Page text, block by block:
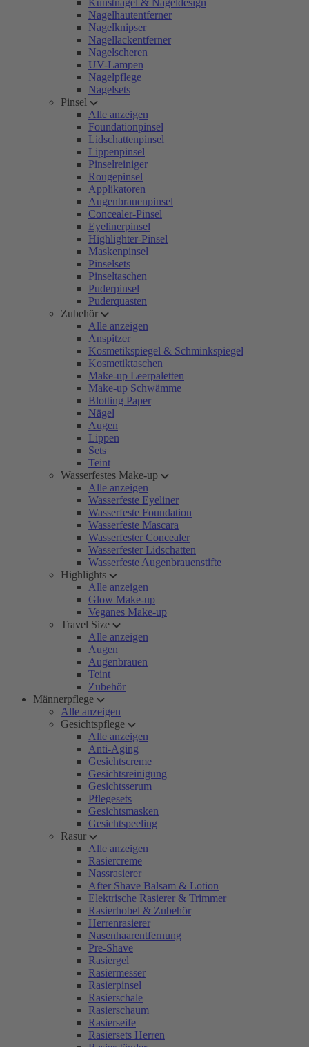
Kunstnägel & Nageldesign
Nagelhautentferner
Nagelknipser
Nagellackentferner
Nagelscheren
UV-Lampen
Nagelpflege
Nagelsets
Pinsel
Alle anzeigen
Foundationpinsel
Lidschattenpinsel
Lippenpinsel
Pinselreiniger
Rougepinsel
Applikatoren
Augenbrauenpinsel
Concealer-Pinsel
Eyelinerpinsel
Highlighter-Pinsel
Maskenpinsel
Pinselsets
Pinseltaschen
Puderpinsel
Puderquasten
Zubehör
Alle anzeigen
Anspitzer
Kosmetikspiegel & Schminkspiegel
Kosmetiktaschen
Make-up Leerpaletten
Make-up Schwämme
Blotting Paper
Nägel
Augen
Lippen
Sets
Teint
Wasserfestes Make-up
Alle anzeigen
Wasserfeste Eyeliner
Wasserfeste Foundation
Wasserfeste Mascara
Wasserfester Concealer
Wasserfester Lidschatten
Wasserfeste Augenbrauenstifte
Highlights
Alle anzeigen
Glow Make-up
Veganes Make-up
Travel Size
Alle anzeigen
Augen
Augenbrauen
Teint
Zubehör
Männerpflege
Alle anzeigen
Gesichtspflege
Alle anzeigen
Anti-Aging
Gesichtscreme
Gesichtsreinigung
Gesichtsserum
Pflegesets
Gesichtsmasken
Gesichtspeeling
Rasur
Alle anzeigen
Rasiercreme
Nassrasierer
After Shave Balsam & Lotion
Elektrische Rasierer & Trimmer
Rasierhobel & Zubehör
Herrenrasierer
Nasenhaarentfernung
Pre-Shave
Rasiergel
Rasiermesser
Rasierpinsel
Rasierschale
Rasierschaum
Rasierseife
Rasiersets Herren